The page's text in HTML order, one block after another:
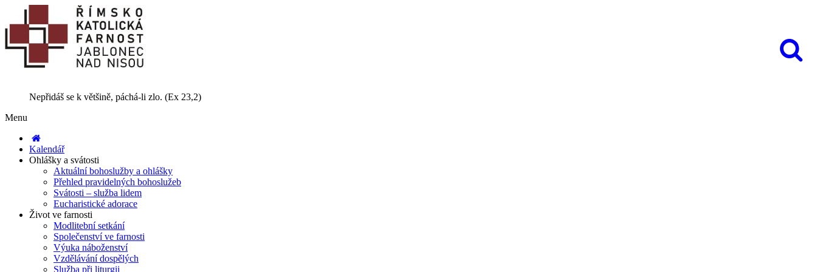
Nepřidáš se k většině, páchá-li zlo. (Ex 23,2)
Menu
Kalendář
Ohlášky a svátosti
Aktuální bohoslužby a ohlášky
Přehled pravidelných bohoslužeb
Svátosti – služba lidem
Eucharistické adorace
Život ve farnosti
Modlitební setkání
Společenství ve farnosti
Výuka náboženství
Vzdělávání dospělých
Služba při liturgii